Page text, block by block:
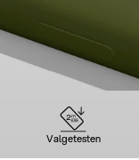
Valgetesten